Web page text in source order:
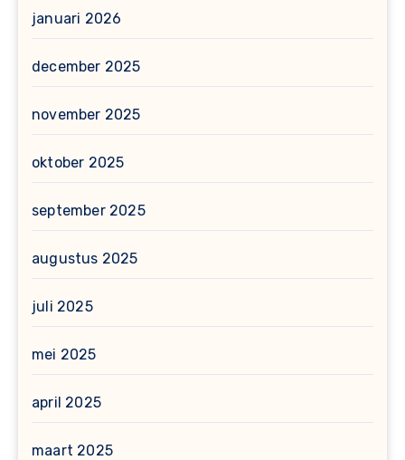
januari 2026
december 2025
november 2025
oktober 2025
september 2025
augustus 2025
juli 2025
mei 2025
april 2025
maart 2025